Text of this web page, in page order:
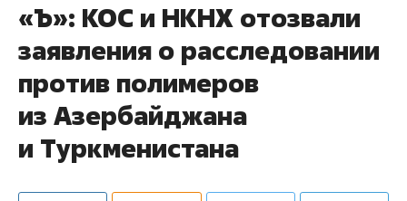
«Ъ»: КОС и НКНХ отозвали
заявления о расследовании
против полимеров
из Азербайджана
и Туркменистана